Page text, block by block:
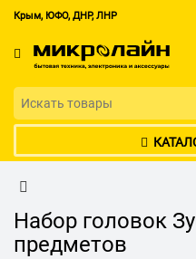
Крым, ЮФО, ДНР, ЛНР
Набор головок
предметов